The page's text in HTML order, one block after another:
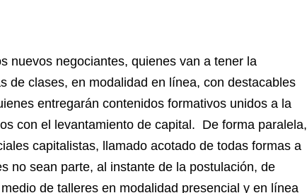
nuevos negociantes, quienes van a tener la
de clases, en modalidad en línea, con destacables
entregarán contenidos formativos unidos a la
con el levantamiento de capital. De forma paralela,
capitalistas, llamado acotado de todas formas a
no sean parte, al instante de la postulación, de
de talleres en modalidad presencial y en línea